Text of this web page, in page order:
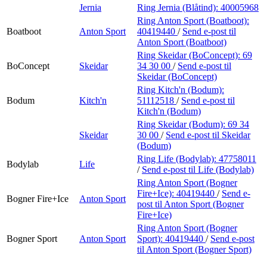
Jernia
Ring Jernia (Blåtind): 40005968
Boatboot Anton Sport
Ring Anton Sport (Boatboot):
40419440 / Send e-post til
Anton Sport (Boatboot)
BoConcept Skeidar
Ring Skeidar (BoConcept): 69
34 30 00 / Send e-post til
Skeidar (BoConcept)
Bodum Kitch'n
Ring Kitch'n (Bodum):
51112518 / Send e-post til
Kitch'n (Bodum)
Skeidar
Ring Skeidar (Bodum): 69 34
30 00 / Send e-post til Skeidar
(Bodum)
Bodylab
Life
Ring Life (Bodylab): 47758011
/ Send e-post til Life (Bodylab)
Bogner Fire+Ice Anton Sport
Ring Anton Sport (Bogner
Fire+Ice): 40419440 / Send e-
post til Anton Sport (Bogner
Fire+Ice)
Bogner Sport Anton Sport
Ring Anton Sport (Bogner
Sport): 40419440 / Send e-post
til Anton Sport (Bogner Sport)